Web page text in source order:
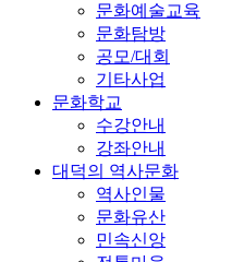
문화예술교육
문화탐방
공모/대회
기타사업
문화학교
수강안내
강좌안내
대덕의 역사문화
역사인물
문화유산
민속신앙